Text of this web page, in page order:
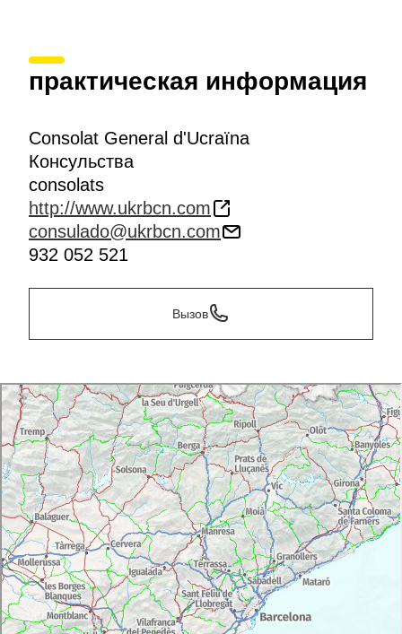
практическая информация
Consolat General d'Ucraïna
Консульства
consolats
http://www.ukrbcn.com
consulado@ukrbcn.com
932 052 521
Вызов